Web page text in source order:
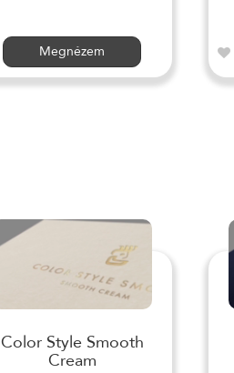
Megnézem
Color Style Smooth
Cream